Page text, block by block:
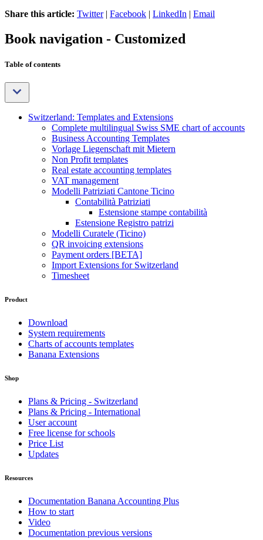
Share this article: Twitter| Facebook | LinkedIn | Email
Book navigation - Customized
Table of contents
Switzerland: Templates and Extensions
Complete multilingual Swiss SME chart of accounts
Business Accounting Templates
Vorlage Liegenschaft mit Mietern
Non Profit templates
Real estate accounting templates
VAT management
Modelli Patriziati Cantone Ticino
Contabilità Patriziati
Estensione stampe contabilità
Estensione Registro patrizi
Modelli Curatele (Ticino)
QR invoicing extensions
Payment orders [BETA]
Import Extensions for Switzerland
Timesheet
Product
Download
System requirements
Charts of accounts templates
Banana Extensions
Shop
Plans & Pricing - Switzerland
Plans & Pricing - International
User account
Free license for schools
Price List
Updates
Resources
Documentation Banana Accounting Plus
How to start
Video
Documentation previous versions